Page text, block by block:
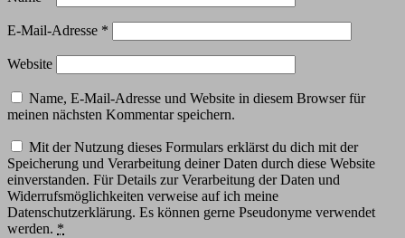
E-Mail-Adresse *
Website
Name, E-Mail-Adresse und Website in diesem Browser für
meinen nächsten Kommentar speichern.
Mit der Nutzung dieses Formulars erklärst du dich mit der
Speicherung und Verarbeitung deiner Daten durch diese Website
einverstanden. Für Details zur Verarbeitung der Daten und
Widerrufsmöglichkeiten verweise auf ich meine
Datenschutzerklärung. Es können gerne Pseudonyme verwendet
werden. *